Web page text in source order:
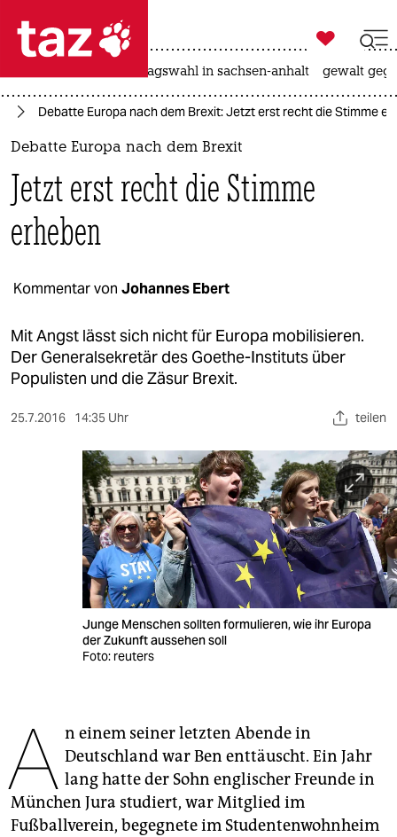
 taz zahl ich
taz zahl ich
politik
öko
gesellschaft
sport
wahrheit
veranstaltungen
fragen & hilfe
abo
genossenschaft
epaper login

taz zahl ich
landtagswahl in sachsen-anhalt gewalt
Debatte Europa nach dem Brexit: Jetzt erst recht die Stimme
Debatte Europa nach dem Brexit
Jetzt erst recht die Stimme
erheben
Kommentar von Johannes Ebert
Mit Angst lässt sich nicht für Europa mobilisieren.
Der Generalsekretär des Goethe-Instituts über
Populisten und die Zäsur Brexit.
25.7.2016 14:35 Uhr teilen
Junge Menschen sollten formulieren, wie ihr Europa
der Zukunft aussehen soll
Foto: reuters
A n einem seiner letzten Abende in
Deutschland war Ben enttäuscht. Ein Jahr
lang hatte der Sohn englischer Freunde in
München Jura studiert, war Mitglied im
Fußballverein, begegnete im Studentenwohnheim